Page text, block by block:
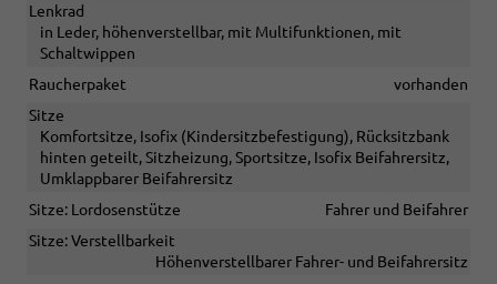
Lenkrad
in Leder, höhenverstellbar, mit Multifunktionen, mit
Schaltwippen
Raucherpaket
vorhanden
Sitze
Komfortsitze, Isofix (Kindersitzbefestigung), Rücksitzbank
hinten geteilt, Sitzheizung, Sportsitze, Isofix Beifahrersitz,
Umklappbarer Beifahrersitz
Sitze: Lordosenstütze
Fahrer und Beifahrer
Sitze: Verstellbarkeit
Höhenverstellbarer Fahrer- und Beifahrersitz